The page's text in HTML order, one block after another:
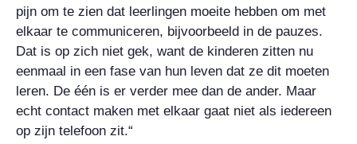
pijn om te zien dat leerlingen moeite hebben om met
elkaar te communiceren, bijvoorbeeld in de pauzes.
Dat is op zich niet gek, want de kinderen zitten nu
eenmaal in een fase van hun leven dat ze dit moeten
leren. De één is er verder mee dan de ander. Maar
echt contact maken met elkaar gaat niet als iedereen
op zijn telefoon zit.“